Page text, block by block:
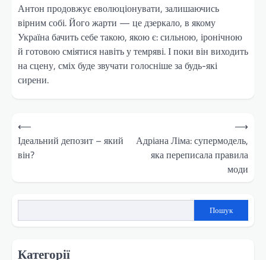
Антон продовжує еволюціонувати, залишаючись
вірним собі. Його жарти — це дзеркало, в якому
Україна бачить себе такою, якою є: сильною, іронічною
й готовою сміятися навіть у темряві. І поки він виходить
на сцену, сміх буде звучати голосніше за будь-які
сирени.
Навігація
записів
⟵
Ідеальний депозит – який
він?
Адріана Ліма: супермодель,
яка переписала правила
моди
⟶
Пошук
Категорії